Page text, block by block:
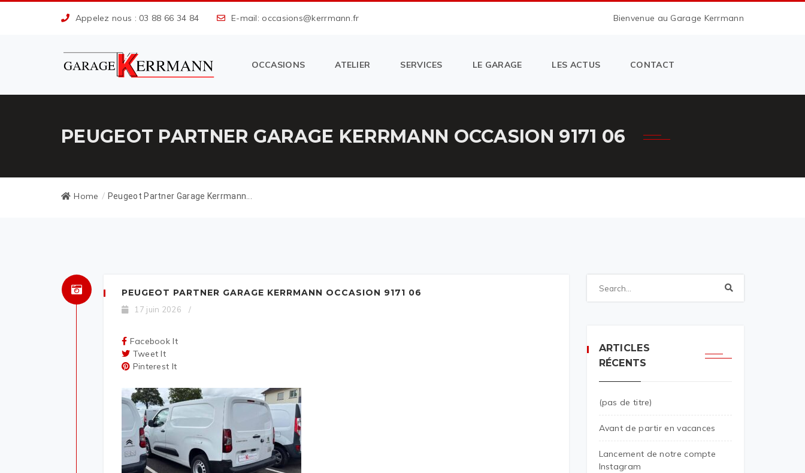
Appelez nous : 03 88 66 34 84 E-mail: occasions@kerrmann.fr Bienvenue au Garage Kerrmann
OCCASIONS ATELIER SERVICES LE GARAGE LES ACTUS CONTACT
PEUGEOT PARTNER GARAGE KERRMANN OCCASION 9171 06
Home / Peugeot Partner Garage Kerrmann...
PEUGEOT PARTNER GARAGE KERRMANN OCCASION 9171 06
17 juin 2026 /
Facebook It
Tweet It
Pinterest It
ARTICLES
RÉCENTS
(pas de titre)
Avant de partir en vacances
Lancement de notre compte
Instagram